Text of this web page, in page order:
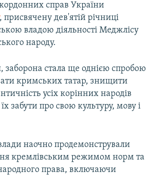
RL
справ України
, присвячену дев'ятій річниці
владою діяльності Меджлісу
народу.
заборона стала ще однією спробою
кримських татар, знищити
усіх корінних народів
забути про свою культуру, мову і
влади наочно продемонстрували
кремлівським режимом норм та
права, включаючи